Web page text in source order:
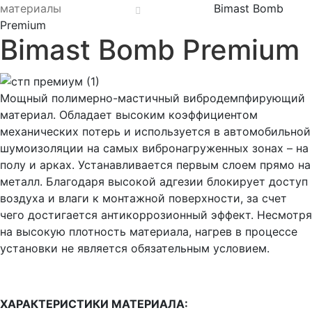
материалы
Bimast Bomb
Premium
Bimast Bomb Premium
Мощный полимерно-мастичный вибродемпфирующий
материал. Обладает высоким коэффициентом
механических потерь и используется в автомобильной
шумоизоляции на самых вибронагруженных зонах – на
полу и арках. Устанавливается первым слоем прямо на
металл. Благодаря высокой адгезии блокирует доступ
воздуха и влаги к монтажной поверхности, за счет
чего достигается антикоррозионный эффект. Несмотря
на высокую плотность материала, нагрев в процессе
установки не является обязательным условием.
ХАРАКТЕРИСТИКИ МАТЕРИАЛА: